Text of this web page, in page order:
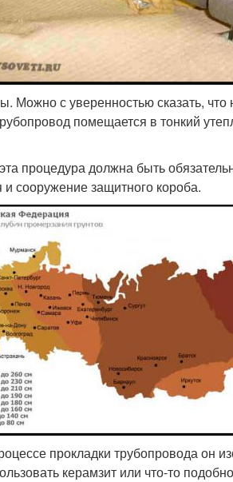
Можно с уверенностью сказать,
помещается в тонкий
процедура должна быть
сооружение защитного короба.
прокладки трубопровода он
керамзит или что-то